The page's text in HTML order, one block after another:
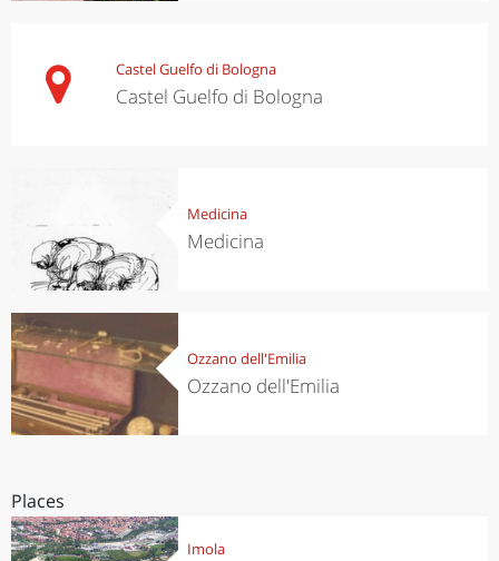
Castel Guelfo di Bologna
Castel Guelfo di Bologna
Medicina
Medicina
Ozzano dell'Emilia
Ozzano dell'Emilia
Places
Imola